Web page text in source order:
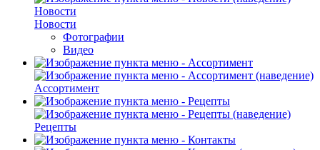
Новости
Новости
Фотографии
Видео
Ассортимент
Рецепты